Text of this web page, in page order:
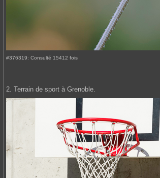
#376319: Consulté 15412 fois
2. Terrain de sport à Grenoble.